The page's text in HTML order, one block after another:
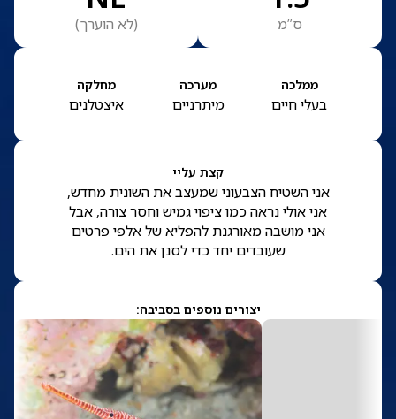
ס”מ (לא הוערך)
ממלכה
בעלי חיים
מערכה
מיתרניים
מחלקה
איצטלנים
קצת עליי
אני השטיח הצבעוני שמעצב את השונית מחדש,
אני אולי נראה כמו ציפוי גמיש וחסר צורה, אבל
אני מושבה מאורגנת להפליא של אלפי פרטים
שעובדים יחד כדי לסנן את הים.
יצורים נוספים בסביבה: